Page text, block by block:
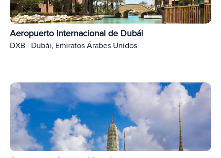
Aeropuerto Internacional de Dubái
DXB · Dubái, Emiratos Árabes Unidos